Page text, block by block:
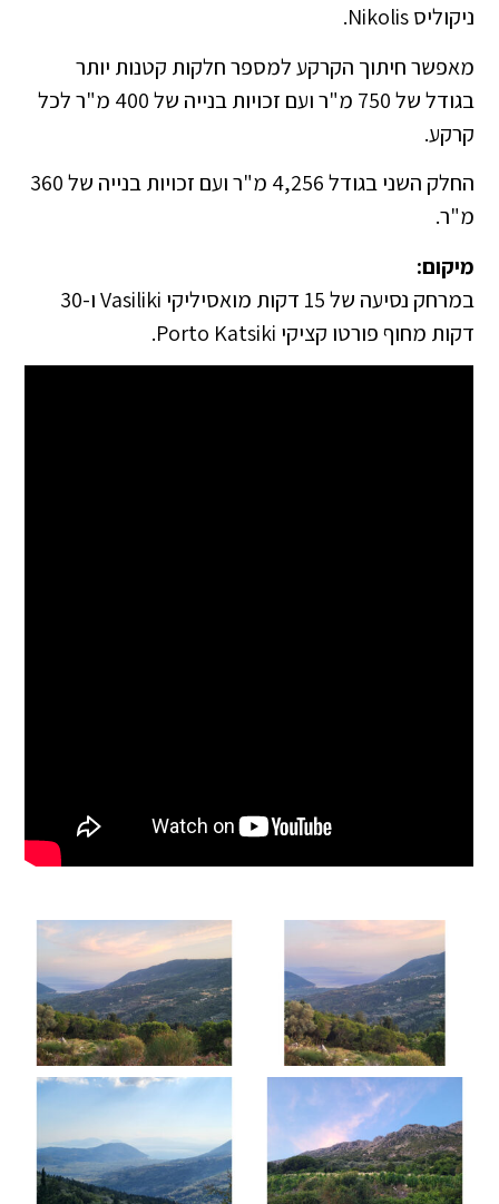
ניקוליס Nikolis.
מאפשר חיתוך הקרקע למספר חלקות קטנות יותר
בגודל של 750 מ"ר ועם זכויות בנייה של 400 מ"ר לכל
קרקע.
החלק השני בגודל 4,256 מ"ר ועם זכויות בנייה של 360
מ"ר.
מיקום:
במרחק נסיעה של 15 דקות מואסיליקי Vasiliki ו-30
דקות מחוף פורטו קציקי Porto Katsiki.